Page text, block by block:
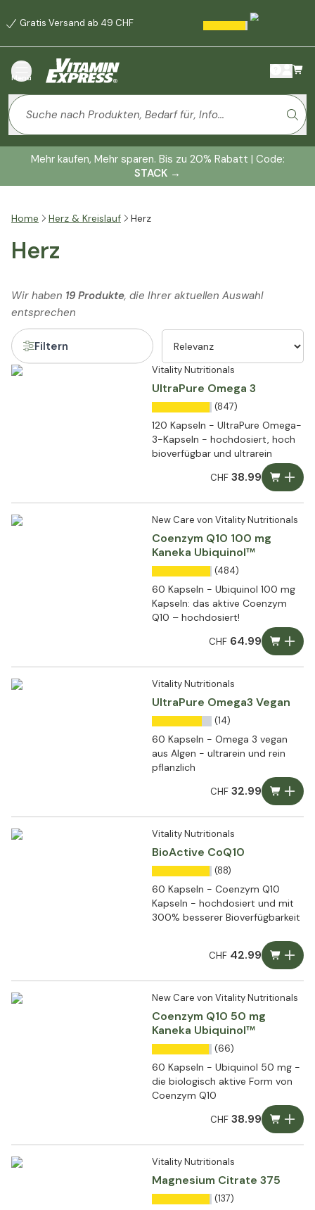
Gratis Versand ab 49 CHF
Menü
Mehr kaufen, Mehr sparen. Bis zu 20% Rabatt | Code:
STACK →
Home Herz & Kreislauf Herz
Herz
Wir haben 19 Produkte, die Ihrer aktuellen Auswahl
entsprechen
Filtern
Vitality Nutritionals
UltraPure Omega 3
(847)
120 Kapseln - UltraPure Omega-
3-Kapseln - hochdosiert, hoch
bioverfügbar und ultrarein
CHF38.99
New Care von Vitality Nutritionals
Coenzym Q10 100 mg
Kaneka Ubiquinol™
(484)
60 Kapseln - Ubiquinol 100 mg
Kapseln: das aktive Coenzym
Q10 – hochdosiert!
CHF64.99
Vitality Nutritionals
UltraPure Omega3 Vegan
(14)
60 Kapseln - Omega 3 vegan
aus Algen - ultrarein und rein
pflanzlich
CHF32.99
Vitality Nutritionals
BioActive CoQ10
(88)
60 Kapseln - Coenzym Q10
Kapseln - hochdosiert und mit
300% besserer Bioverfügbarkeit
CHF42.99
New Care von Vitality Nutritionals
Coenzym Q10 50 mg
Kaneka Ubiquinol™
(66)
60 Kapseln - Ubiquinol 50 mg -
die biologisch aktive Form von
Coenzym Q10
CHF38.99
Vitality Nutritionals
Magnesium Citrate 375
(137)